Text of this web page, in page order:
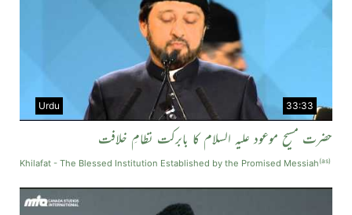
33:33
Urdu
حضرت مسیح موعود علیہ السلام کا بابرکت نظامِ خلافت
Khilafat - The Blessed Institution Established by the Promised Messiah (as)